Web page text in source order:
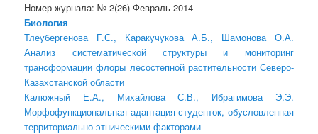
Номер журнала: № 2(26) Февраль 2014
Биология
Тлеубергенова Г.С., Каракучукова А.Б., Шамонова О.А.
Анализ систематической структуры и мониторинг
трансформации флоры лесостепной растительности Северо-
Казахстанской области
Калюжный Е.А., Михайлова С.В., Ибрагимова Э.Э.
Морфофункциональная адаптация студенток, обусловленная
территориально-этническими факторами